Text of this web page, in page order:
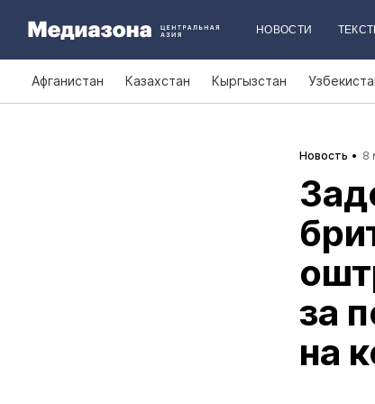
НОВОСТИ
Афганистан Казахстан Кыргызстан
Новость 8
за
на